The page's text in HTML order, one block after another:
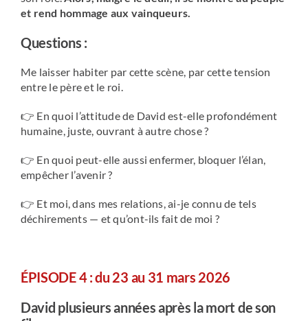
et rend hommage aux vainqueurs.
Questions :
Me laisser habiter par cette scène, par cette tension
entre le père et le roi.
👉 En quoi l’attitude de David est-elle profondément
humaine, juste, ouvrant à autre chose ?
👉 En quoi peut-elle aussi enfermer, bloquer l’élan,
empêcher l’avenir ?
👉 Et moi, dans mes relations, ai-je connu de tels
déchirements — et qu’ont-ils fait de moi ?
ÉPISODE 4 : du 23 au 31 mars 2026
David plusieurs années après la mort de son